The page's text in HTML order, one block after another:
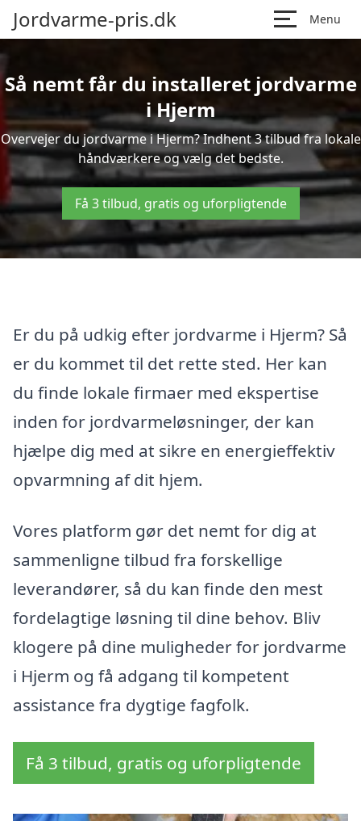
Jordvarme-pris.dk Menu
Så nemt får du installeret jordvarme
i Hjerm
Overvejer du jordvarme i Hjerm? Indhent 3 tilbud fra lokale
håndværkere og vælg det bedste.
Få 3 tilbud, gratis og uforpligtende
Er du på udkig efter jordvarme i Hjerm? Så
er du kommet til det rette sted. Her kan
du finde lokale firmaer med ekspertise
inden for jordvarmeløsninger, der kan
hjælpe dig med at sikre en energieffektiv
opvarmning af dit hjem.
Vores platform gør det nemt for dig at
sammenligne tilbud fra forskellige
leverandører, så du kan finde den mest
fordelagtige løsning til dine behov. Bliv
klogere på dine muligheder for jordvarme
i Hjerm og få adgang til kompetent
assistance fra dygtige fagfolk.
Få 3 tilbud, gratis og uforpligtende